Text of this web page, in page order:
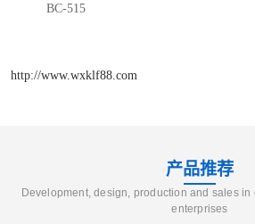
BC-515
http://www.wxklf88.com
产品推荐
Development, design, production and sales in
enterprises